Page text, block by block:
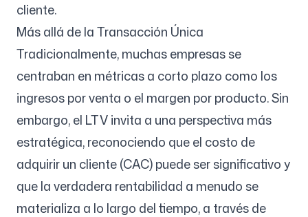
Contacto
Iniciar sesión Regístrate
Síguenos
cliente.
Más allá de la Transacción Única
Tradicionalmente, muchas empresas se
centraban en métricas a corto plazo como los
ingresos por venta o el margen por producto. Sin
embargo, el LTV invita a una perspectiva más
estratégica, reconociendo que el costo de
adquirir un cliente (CAC) puede ser significativo y
que la verdadera rentabilidad a menudo se
materializa a lo largo del tiempo, a través de